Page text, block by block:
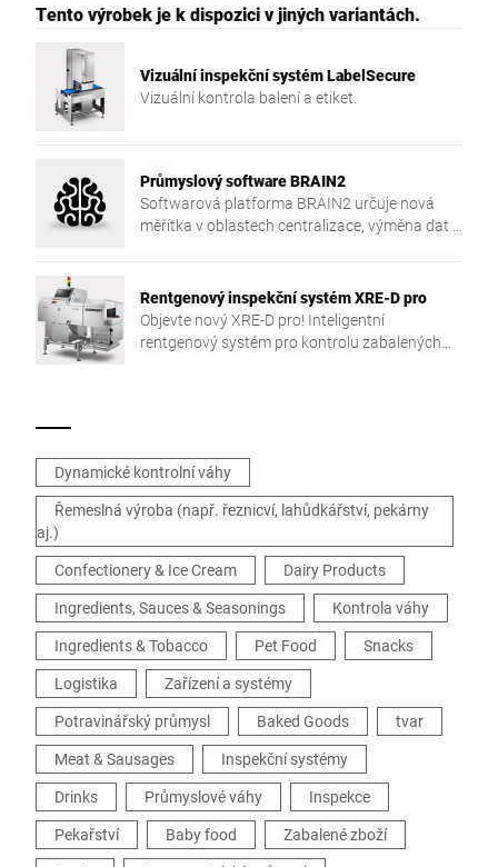
Tento výrobek je k dispozici v jiných variantách.
Vizuální inspekční systém LabelSecure
Vizuální kontrola balení a etiket.
Průmyslový software BRAIN2
Softwarová platforma BRAIN2 určuje nová
měřítka v oblastech centralizace, výměna dat a
Rentgenový inspekční systém XRE-D pro
Objevte nový XRE-D pro! Inteligentní
rentgenový systém pro kontrolu zabalených
Dynamické kontrolní váhy
Řemeslná výroba (např. řeznicví, lahůdkářství, pekárny
aj.)
Confectionery & Ice Cream
Dairy Products
Ingredients, Sauces & Seasonings
Kontrola váhy
Ingredients & Tobacco
Pet Food
Snacks
Logistika
Zařízení a systémy
Potravinářský průmysl
Baked Goods
tvar
Meat & Sausages
Inspekční systémy
Drinks
Průmyslové váhy
Inspekce
Pekařství
Baby food
Zabalené zboží